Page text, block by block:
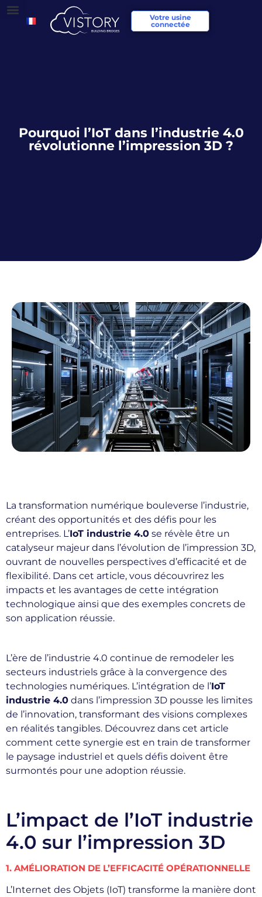
Votre usine
connectée
Pourquoi l’IoT dans l’industrie 4.0
révolutionne l’impression 3D ?
La transformation numérique bouleverse l’industrie,
créant des opportunités et des défis pour les
entreprises. L’IoT industrie 4.0 se révèle être un
catalyseur majeur dans l’évolution de l’impression 3D,
ouvrant de nouvelles perspectives d’efficacité et de
flexibilité. Dans cet article, vous découvrirez les
impacts et les avantages de cette intégration
technologique ainsi que des exemples concrets de
son application réussie.
L’ère de l’industrie 4.0 continue de remodeler les
secteurs industriels grâce à la convergence des
technologies numériques. L’intégration de l’IoT
industrie 4.0 dans l’impression 3D pousse les limites
de l’innovation, transformant des visions complexes
en réalités tangibles. Découvrez dans cet article
comment cette synergie est en train de transformer
le paysage industriel et quels défis doivent être
surmontés pour une adoption réussie.
L’impact de l’IoT industrie
4.0 sur l’impression 3D
1. AMÉLIORATION DE L’EFFICACITÉ OPÉRATIONNELLE
L’Internet des Objets (IoT) transforme la manière dont